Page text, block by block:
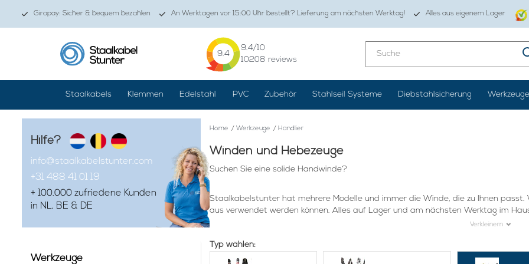
Giropay: Sicher & bequem bezahlen An Werktagen vor 15:00 Uhr bestellt? Lieferung am nächsten Werktag! Alles aus eigenem Lager
9.4
9.4/10
10208 reviews
Staalkabels Klemmen Edelstahl PVC Zubehör Stahlseil Systeme Diebstahlsicherung Werkzeuge
Hilfe?
info@staalkabelstunter.com
+31 488 41 01 19
+ 100.000 zufriedene Kunden
in NL, BE & DE
Werkzeuge
Home / Werkzeuge / Handlier
Winden und Hebezeuge
Suchen Sie eine solide Handwinde?
Staalkabelstunter hat mehrere Modelle und immer die Winde, die zu Ihnen
aus verwendet werden können. Alles auf Lager und am nächsten Werktag im
In dem Moment, in dem Sie eine Winde brauchen, sind Sie bei Staalkabelstunter
wir alles im Haus, um Sie in diesem Bereich erfolgreich zu machen. Bei Winden
Viele Anwendungen: Eine Winde kann für viele verschiedene Zwecke eingesetzt
Verkleinern
Typ wählen: